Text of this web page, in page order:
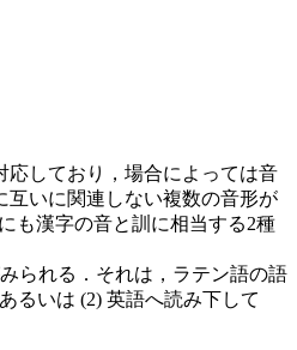
しており，場合によっては音
互いに関連しない複数の音形が
も漢字の音と訓に相当する2種
られる．それは，ラテン語の語
るいは (2) 英語へ読み下して